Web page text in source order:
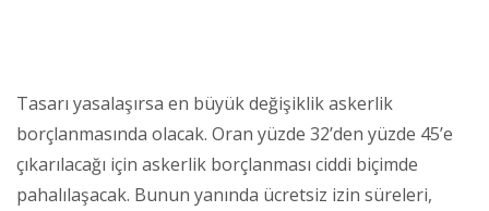
Tasarı yasalaşırsa en büyük değişiklik askerlik
borçlanmasında olacak. Oran yüzde 32’den yüzde 45’e
çıkarılacağı için askerlik borçlanması ciddi biçimde
pahalılaşacak. Bunun yanında ücretsiz izin süreleri,